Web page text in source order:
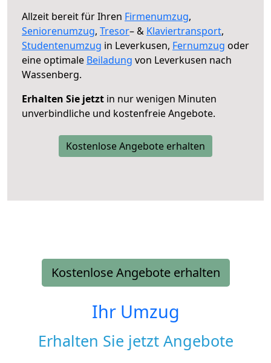
Allzeit bereit für Ihren Firmenumzug,
Seniorenumzug, Tresor– & Klaviertransport,
Studentenumzug in Leverkusen, Fernumzug oder
eine optimale Beiladung von Leverkusen nach
Wassenberg.
Erhalten Sie jetzt in nur wenigen Minuten
unverbindliche und kostenfreie Angebote.
Kostenlose Angebote erhalten
Kostenlose Angebote erhalten
Ihr Umzug
Erhalten Sie jetzt Angebote